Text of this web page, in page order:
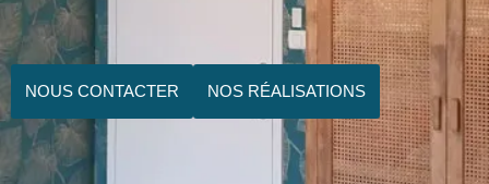
NOUS CONTACTER NOS RÉALISATIONS